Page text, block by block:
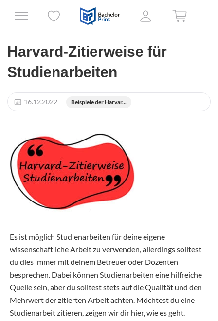
Harvard-Zitierweise für
Studienarbeiten
16.12.2022 Beispiele der Harvar...
Es ist möglich Studienarbeiten für deine eigene
wissenschaftliche Arbeit zu verwenden, allerdings solltest
du dies immer mit deinem Betreuer oder Dozenten
besprechen. Dabei können Studienarbeiten eine hilfreiche
Quelle sein, aber du solltest stets auf die Qualität und den
Mehrwert der zitierten Arbeit achten. Möchtest du eine
Studienarbeit zitieren, zeigen wir dir hier, wie es geht.